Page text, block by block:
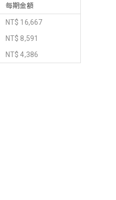
每期金額
NT$ 16,667
NT$ 8,591
NT$ 4,386